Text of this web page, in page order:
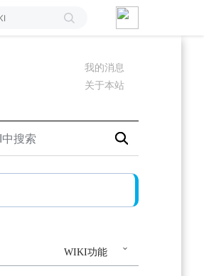
我的消息
关于本站
WIKI功能